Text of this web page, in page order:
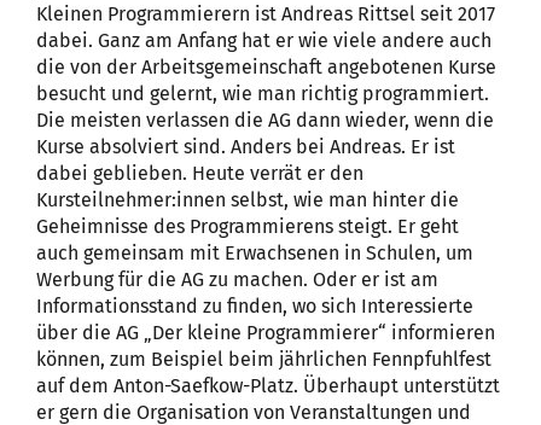
Kleinen Programmierern ist Andreas Rittsel seit 2017
dabei. Ganz am Anfang hat er wie viele andere auch
die von der Arbeitsgemeinschaft angebotenen Kurse
besucht und gelernt, wie man richtig programmiert.
Die meisten verlassen die AG dann wieder, wenn die
Kurse absolviert sind. Anders bei Andreas. Er ist
dabei geblieben. Heute verrät er den
Kursteilnehmer:innen selbst, wie man hinter die
Geheimnisse des Programmierens steigt. Er geht
auch gemeinsam mit Erwachsenen in Schulen, um
Werbung für die AG zu machen. Oder er ist am
Informationsstand zu finden, wo sich Interessierte
über die AG „Der kleine Programmierer“ informieren
können, zum Beispiel beim jährlichen Fennpfuhlfest
auf dem Anton-Saefkow-Platz. Überhaupt unterstützt
er gern die Organisation von Veranstaltungen und